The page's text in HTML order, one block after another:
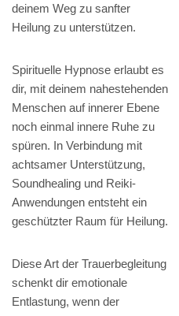
deinem Weg zu sanfter
Heilung zu unterstützen.
Spirituelle Hypnose erlaubt es
dir, mit deinem nahestehenden
Menschen auf innerer Ebene
noch einmal innere Ruhe zu
spüren. In Verbindung mit
achtsamer Unterstützung,
Soundhealing und Reiki-
Anwendungen entsteht ein
geschützter Raum für Heilung.
Diese Art der Trauerbegleitung
schenkt dir emotionale
Entlastung, wenn der